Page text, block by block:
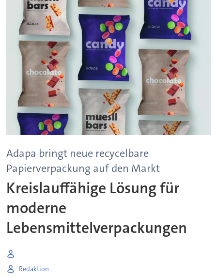
Adapa bringt neue recycelbare
Papierverpackung auf den Markt
Kreislauffähige Lösung für
moderne
Lebensmittelverpackungen
Redaktion .